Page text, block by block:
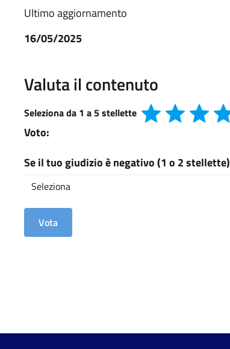
Ultimo aggiornamento
16/05/2025
Valuta il contenuto
Seleziona da 1 a 5 stellette
Voto:
Se il tuo giudizio è negativo (1 o 2 stellette)